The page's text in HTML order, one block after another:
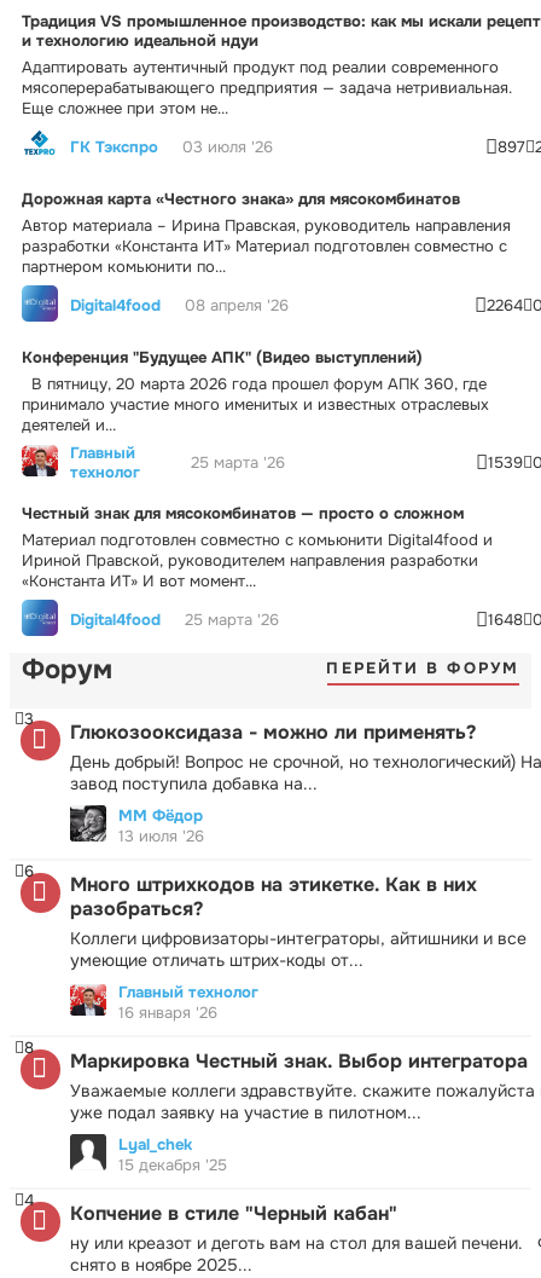
Традиция VS промышленное производство: как мы искали рецепт
и технологию идеальной ндуи
Адаптировать аутентичный продукт под реалии современного
мясоперерабатывающего предприятия — задача нетривиальная.
Еще сложнее при этом не...
ГК Тэкспро
03 июля '26 897
Дорожная карта «Честного знака» для мясокомбинатов
Автор материала – Ирина Правская, руководитель направления
разработки «Константа ИТ» Материал подготовлен совместно с
партнером комьюнити по...
Digital4food
08 апреля '26 2264
Конференция "Будущее АПК" (Видео выступлений)
В пятницу, 20 марта 2026 года прошел форум АПК 360, где
принимало участие много именитых и известных отраслевых
деятелей и...
Главный
технолог
25 марта '26 1539
Честный знак для мясокомбинатов — просто о сложном
Материал подготовлен совместно с комьюнити Digital4food и
Ириной Правской, руководителем направления разработки
«Константа ИТ» И вот момент...
Digital4food
25 марта '26 1648
Форум ПЕРЕЙТИ В ФОРУМ
Глюкозооксидаза - можно ли применять?
День добрый! Вопрос не срочной, но технологический) На
завод поступила добавка на...
3
ММ Фёдор
13 июля '26
Много штрихкодов на этикетке. Как в них
разобраться?
Коллеги цифровизаторы-интеграторы, айтишники и все
умеющие отличать штрих-коды от...
6
Главный технолог
16 января '26
Маркировка Честный знак. Выбор интегратора
Уважаемые коллеги здравствуйте. скажите пожалуйста
уже подал заявку на участие в пилотном...
8
Lyal_chek
15 декабря '25
Копчение в стиле "Черный кабан"
ну или креазот и деготь вам на стол для вашей печени.
снято в ноябре 2025...
4